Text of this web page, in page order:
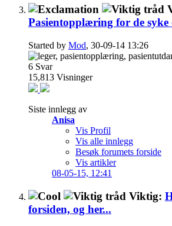
Pasientopplæring for de
Started by Mod, 30-09-14 13:26
6 Svar
15,813 Visninger
Siste innlegg av
Anisa
Vis Profil
Vis alle innlegg
Besøk forumets forside
Vis artikler
08-05-15, 12:41
Viktig:
forsiden, og her...